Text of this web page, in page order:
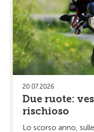
20.07.2026
Due ruote:
rischioso
Lo scorso anno,